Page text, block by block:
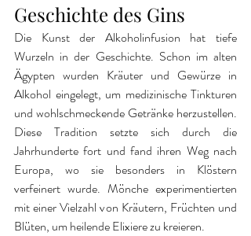
Geschichte des Gins
Die Kunst der Alkoholinfusion hat tiefe
Wurzeln in der Geschichte. Schon im alten
Ägypten wurden Kräuter und Gewürze in
Alkohol eingelegt, um medizinische Tinkturen
und wohlschmeckende Getränke herzustellen.
Diese Tradition setzte sich durch die
Jahrhunderte fort und fand ihren Weg nach
Europa, wo sie besonders in Klöstern
verfeinert wurde. Mönche experimentierten
mit einer Vielzahl von Kräutern, Früchten und
Blüten, um heilende Elixiere zu kreieren.